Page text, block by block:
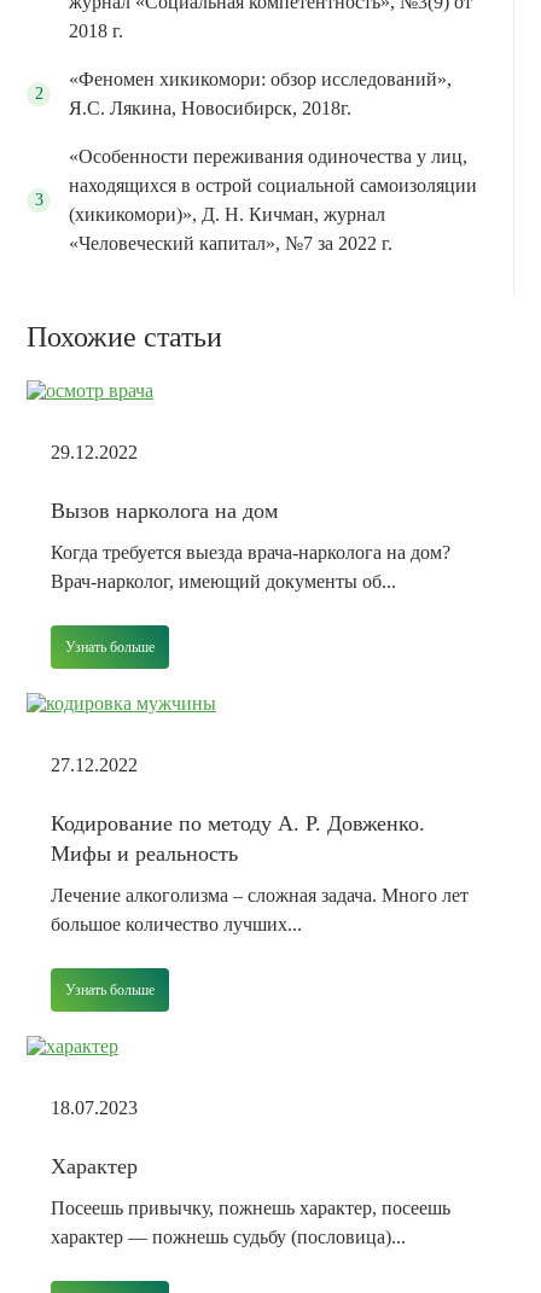
2018 г.
«Феномен хикикомори: обзор исследований»,
Я.С. Лякина, Новосибирск, 2018г.
«Особенности переживания одиночества у лиц,
находящихся в острой социальной самоизоляции
(хикикомори)», Д. Н. Кичман, журнал
«Человеческий капитал», №7 за 2022 г.
Похожие статьи
29.12.2022
Вызов нарколога на дом
Когда требуется выезда врача-нарколога на дом?
Врач-нарколог, имеющий документы об...
Узнать больше
27.12.2022
Кодирование по методу А. Р. Довженко.
Мифы и реальность
Лечение алкоголизма – сложная задача. Много лет
большое количество лучших...
Узнать больше
18.07.2023
Характер
Посеешь привычку, пожнешь характер, посеешь
характер — пожнешь судьбу (пословица)...